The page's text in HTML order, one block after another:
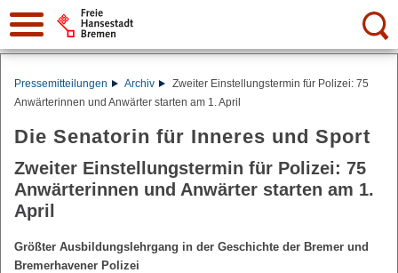
Suche:
Pressemitteilungen Archiv
Zweiter Einstellungstermin für Polizei: 75
Anwärterinnen und Anwärter starten am 1. April
Die Senatorin für Inneres und Sport
Zweiter Einstellungstermin für Polizei: 75
Anwärterinnen und Anwärter starten am 1.
April
Größter Ausbildungslehrgang in der Geschichte der Bremer und
Bremerhavener Polizei